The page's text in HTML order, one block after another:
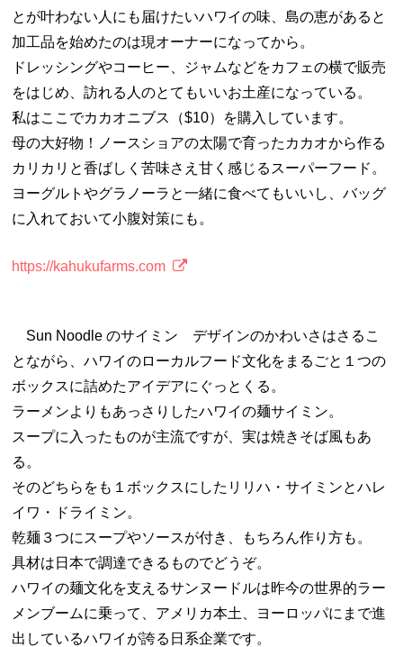
とが叶わない人にも届けたいハワイの味、島の恵があると
加工品を始めたのは現オーナーになってから。
ドレッシングやコーヒー、ジャムなどをカフェの横で販売
をはじめ、訪れる人のとてもいいお土産になっている。
私はここでカカオニブス（$10）を購入しています。
母の大好物！ノースショアの太陽で育ったカカオから作る
カリカリと香ばしく苦味さえ甘く感じるスーパーフード。
ヨーグルトやグラノーラと一緒に食べてもいいし、バッグ
に入れておいて小腹対策にも。
https://kahukufarms.com
Sun Noodle のサイミン デザインのかわいさはさるこ
とながら、ハワイのローカルフード文化をまるごと１つの
ボックスに詰めたアイデアにぐっとくる。
ラーメンよりもあっさりしたハワイの麺サイミン。
スープに入ったものが主流ですが、実は焼きそば風もあ
る。
そのどちらをも１ボックスにしたリリハ・サイミンとハレ
イワ・ドライミン。
乾麺３つにスープやソースが付き、もちろん作り方も。
具材は日本で調達できるものでどうぞ。
ハワイの麺文化を支えるサンヌードルは昨今の世界的ラー
メンブームに乗って、アメリカ本土、ヨーロッパにまで進
出しているハワイが誇る日系企業です。